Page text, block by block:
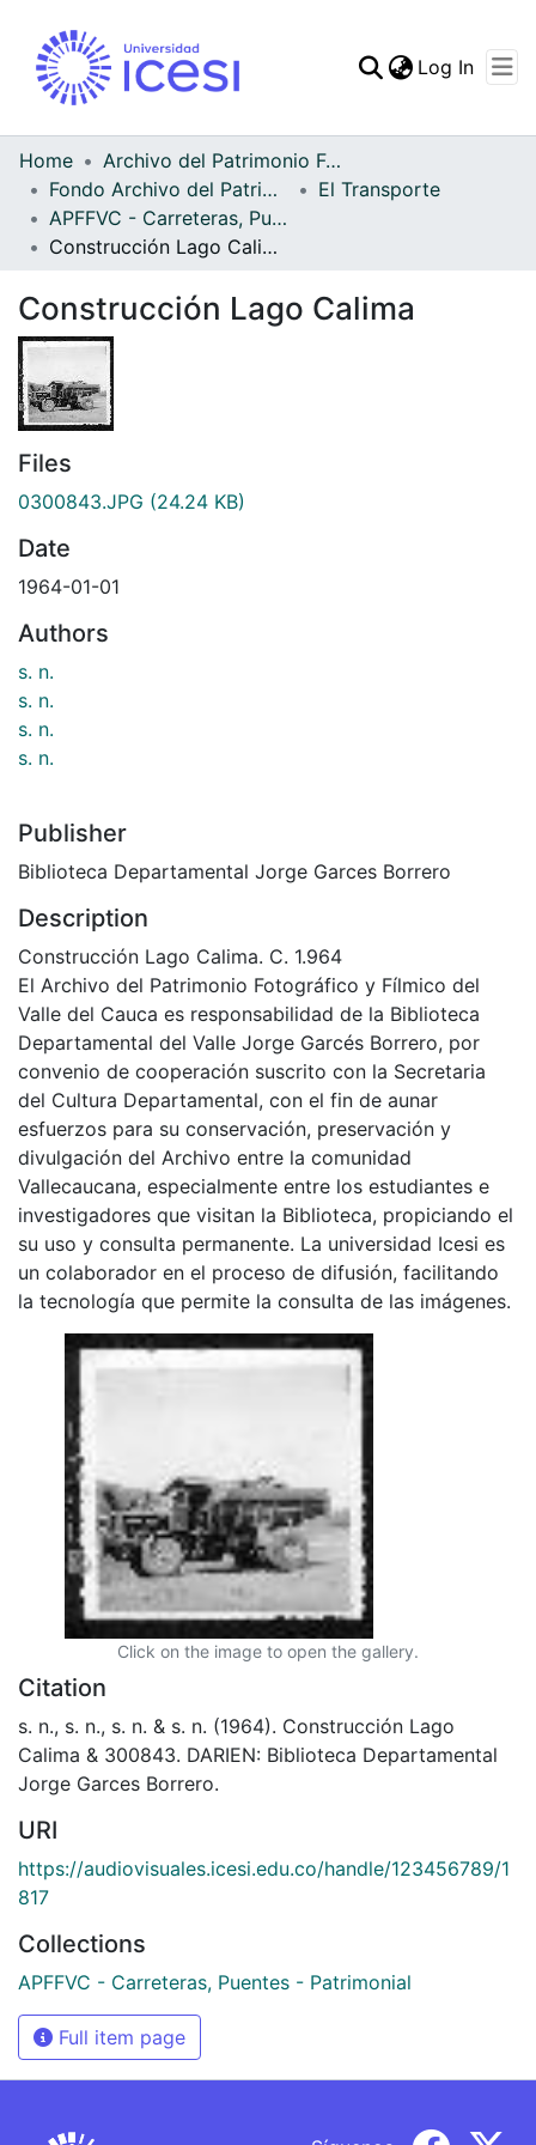
Statistics
Log In
Home
Archivo del Patrimonio Fotográfico y Fílmico del Valle del Cauca
Fondo Archivo del Patrimonio Fotográfico y Fílmico del Valle del Cauca
El Transporte
APFFVC - Carreteras, Puentes - Patrimonial
Construcción Lago Calima
Construcción Lago Calima
Files
0300843.JPG (24.24 KB)
Date
1964-01-01
Authors
s. n.
s. n.
s. n.
s. n.
Publisher
Biblioteca Departamental Jorge Garces Borrero
Description
Construcción Lago Calima. C. 1.964
El Archivo del Patrimonio Fotográfico y Fílmico del
Valle del Cauca es responsabilidad de la Biblioteca
Departamental del Valle Jorge Garcés Borrero, por
convenio de cooperación suscrito con la Secretaria
del Cultura Departamental, con el fin de aunar
esfuerzos para su conservación, preservación y
divulgación del Archivo entre la comunidad
Vallecaucana, especialmente entre los estudiantes e
investigadores que visitan la Biblioteca, propiciando el
su uso y consulta permanente. La universidad Icesi es
un colaborador en el proceso de difusión, facilitando
la tecnología que permite la consulta de las imágenes.
Click on the image to open the gallery.
Citation
s. n., s. n., s. n. & s. n. (1964). Construcción Lago
Calima & 300843. DARIEN: Biblioteca Departamental
Jorge Garces Borrero.
URI
https://audiovisuales.icesi.edu.co/handle/123456789/1
817
Collections
APFFVC - Carreteras, Puentes - Patrimonial
Full item page